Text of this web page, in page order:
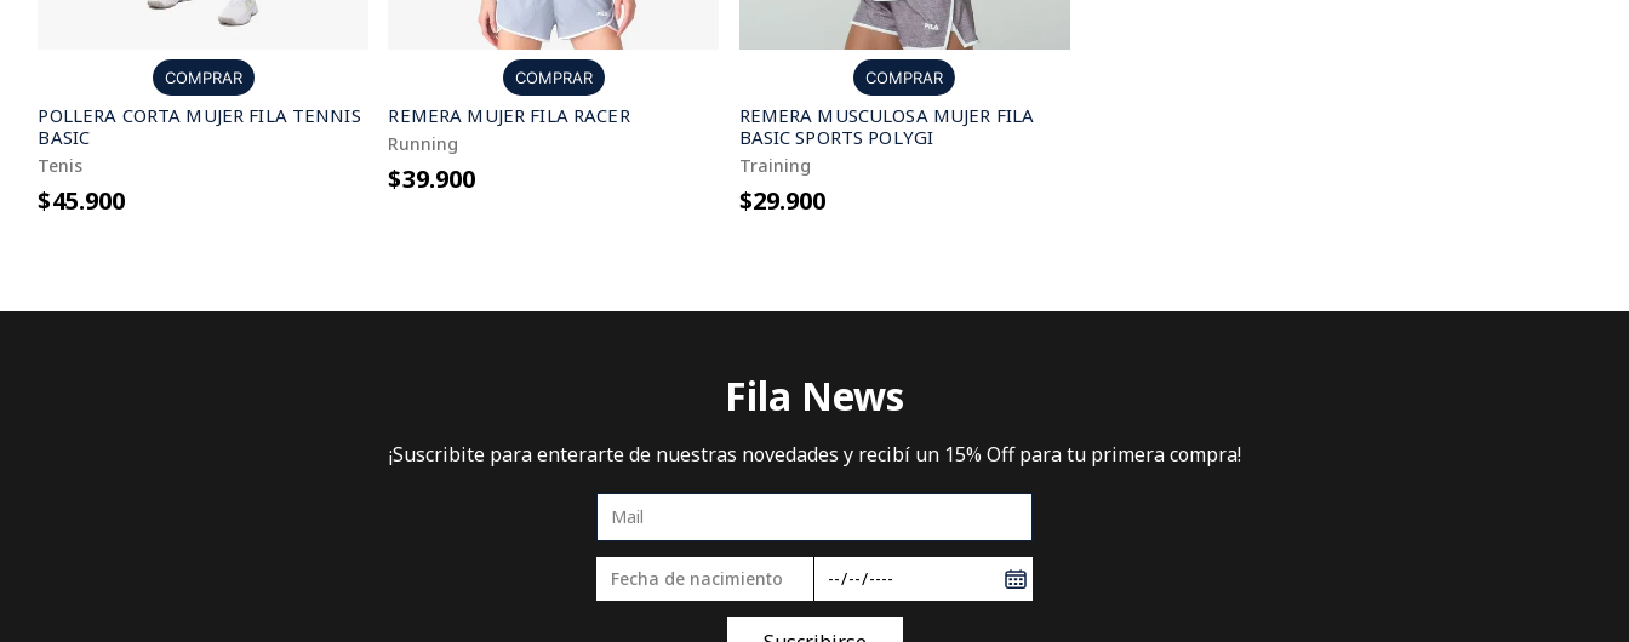
COMPRAR
POLLERA CORTA MUJER FILA TENNIS
BASIC
Tenis
$45.900
COMPRAR
REMERA MUJER FILA RACER
Running
$39.900
COMPRAR
REMERA MUSCULOSA MUJER FILA
BASIC SPORTS POLYGI
Training
$29.900
Fila News
¡Suscribite para enterarte de nuestras novedades y recibí un 15% Off para tu primera compra!